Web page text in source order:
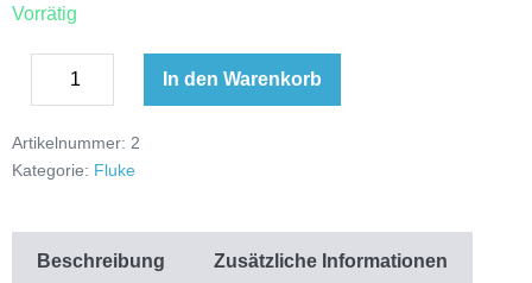
Vorrätig
In den Warenkorb
Artikelnummer: 2
Kategorie: Fluke
Beschreibung Zusätzliche Informationen